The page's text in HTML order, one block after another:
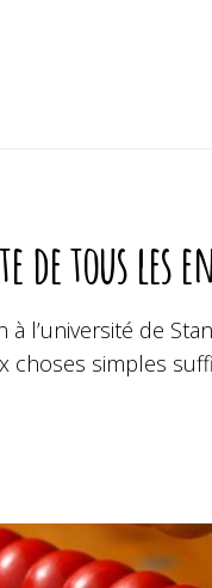
de tous les
l’université de
choses simples